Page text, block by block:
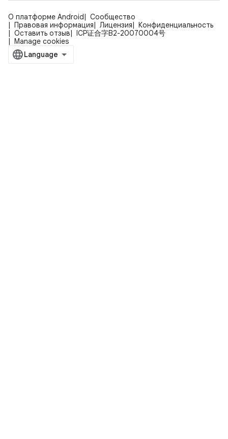
О платформе Android
Сообщество
Правовая информация
Лицензия
Конфиденциальность
Оставить отзыв
ICP证合字B2-20070004号
Manage cookies